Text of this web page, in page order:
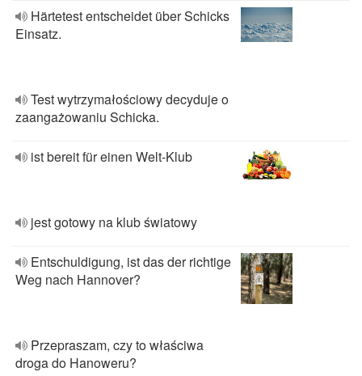
Härtetest entscheidet über Schicks
Einsatz.
Test wytrzymałościowy decyduje o
zaangażowaniu Schicka.
ist bereit für einen Welt-Klub
jest gotowy na klub światowy
Entschuldigung, ist das der richtige
Weg nach Hannover?
Przepraszam, czy to właściwa
droga do Hanoweru?